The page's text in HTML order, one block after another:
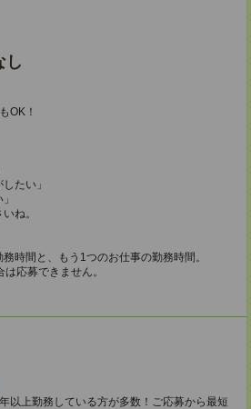
し
OK！
たい」
ね。
時間と、もう1つのお仕事の勤務時間。
応募できません。
以上勤務している方が多数！ご応募から最短